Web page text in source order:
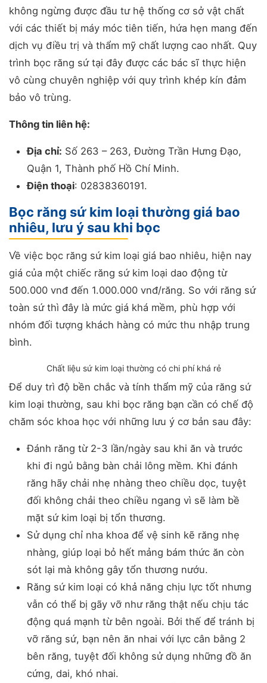
không ngừng được đầu tư hệ thống cơ sở vật chất
với các thiết bị máy móc tiên tiến, hứa hẹn mang đến
dịch vụ điều trị và thẩm mỹ chất lượng cao nhất. Quy
trình bọc răng sứ tại đây được các bác sĩ thực hiện
vô cùng chuyên nghiệp với quy trình khép kín đảm
bảo vô trùng.
Thông tin liên hệ:
Địa chỉ: Số 263 – 263, Đường Trần Hưng Đạo,
Quận 1, Thành phố Hồ Chí Minh.
Điện thoại: 02838360191.
Bọc răng sứ kim loại thường giá bao
nhiêu, lưu ý sau khi bọc
Về việc bọc răng sứ kim loại giá bao nhiêu, hiện nay
giá của một chiếc răng sứ kim loại dao động từ
500.000 vnđ đến 1.000.000 vnđ/răng. So với răng sứ
toàn sứ thì đây là mức giá khá mềm, phù hợp với
nhóm đối tượng khách hàng có mức thu nhập trung
bình.
Chất liệu sứ kim loại thường có chi phí khá rẻ
Để duy trì độ bền chắc và tính thẩm mỹ của răng sứ
kim loại thường, sau khi bọc răng bạn cần có chế độ
chăm sóc khoa học với những lưu ý cơ bản sau đây:
Đánh răng từ 2-3 lần/ngày sau khi ăn và trước
khi đi ngủ bằng bàn chải lông mềm. Khi đánh
răng hãy chải nhẹ nhàng theo chiều dọc, tuyệt
đối không chải theo chiều ngang vì sẽ làm bề
mặt sứ kim loại bị tổn thương.
Sử dụng chỉ nha khoa để vệ sinh kẽ răng nhẹ
nhàng, giúp loại bỏ hết mảng bám thức ăn còn
sót lại mà không gây tổn thương nướu.
Răng sứ kim loại có khả năng chịu lực tốt nhưng
vẫn có thể bị gãy vỡ như răng thật nếu chịu tác
động quá mạnh từ bên ngoài. Bởi thế để tránh bị
vỡ răng sứ, bạn nên ăn nhai với lực cân bằng 2
bên răng, tuyệt đối không sử dụng những đồ ăn
cứng, dai, khó nhai.